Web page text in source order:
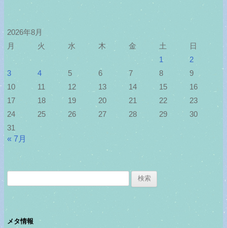
2026年8月
月
火 水 木 金 土
日
1
2
3
4 5 6 7 8
9
10
11 12 13 14 15
16
17
18 19 20 21 22
23
24
25 26 27 28 29
30
31
« 7月
メタ情報